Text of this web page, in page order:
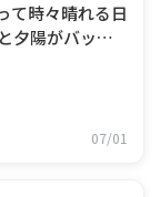
て時々晴れる日
夕陽がバッチ
ちしてます！
07/01